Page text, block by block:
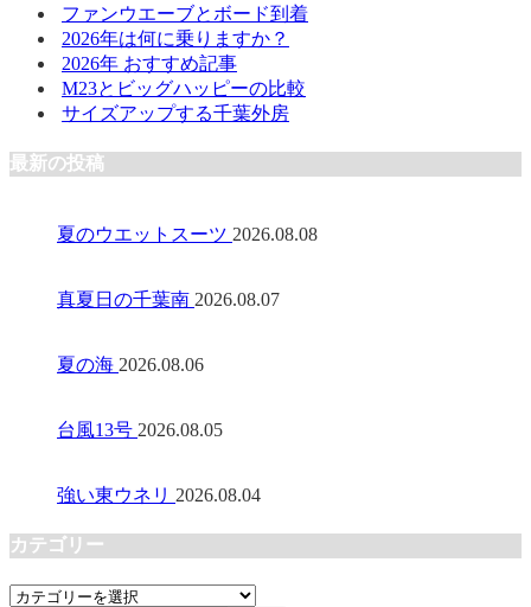
ファンウエーブとボード到着
2026年は何に乗りますか？
2026年 おすすめ記事
M23とビッグハッピーの比較
サイズアップする千葉外房
最新の投稿
夏のウエットスーツ 2026.08.08
真夏日の千葉南 2026.08.07
夏の海 2026.08.06
台風13号 2026.08.05
強い東ウネリ 2026.08.04
カテゴリー
カ